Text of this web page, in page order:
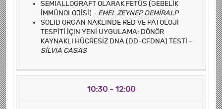
SEMIALLOGRAFT OLARAK FETÜS (GEBELİK
İMMÜNOLOJİSİ) - EMEL ZEYNEP DEMİRALP
SOLİD ORGAN NAKLİNDE RED VE PATOLOJİ
TESPİTİ İÇIN YENİ UYGULAMA: DÖNÖR
KAYNAKLI HÜCRESİZ DNA (DD-CFDNA) TESTİ -
SÍLVIA CASAS
10:30 - 12:00